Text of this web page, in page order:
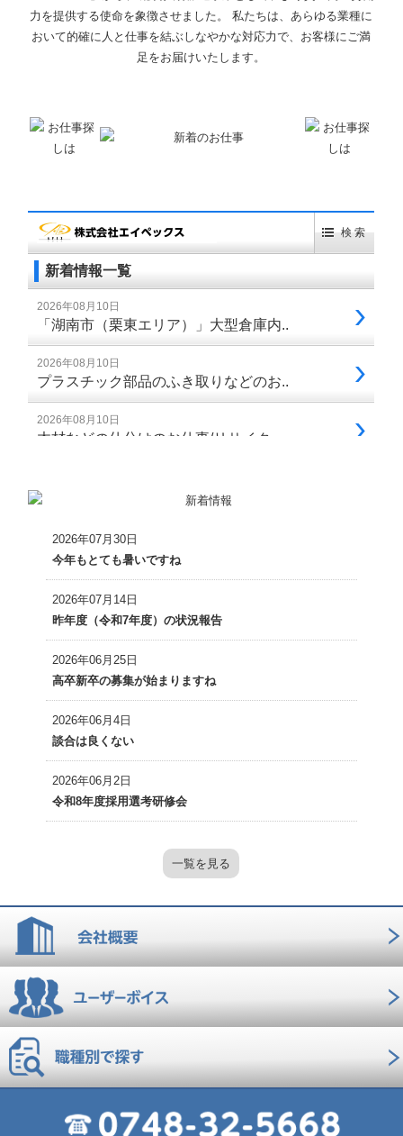
力を提供する使命を象徴させました。 私たちは、あらゆる業種に
おいて的確に人と仕事を結ぶしなやかな対応力で、お客様にご満
足をお届けいたします。
2026年07月30日
今年もとても暑いですね
2026年07月14日
昨年度（令和7年度）の状況報告
2026年06月25日
高卒新卒の募集が始まりますね
2026年06月4日
談合は良くない
2026年06月2日
令和8年度採用選考研修会
一覧を見る